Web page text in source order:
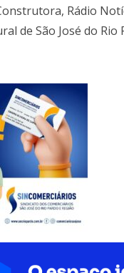
Rádio
de São José do